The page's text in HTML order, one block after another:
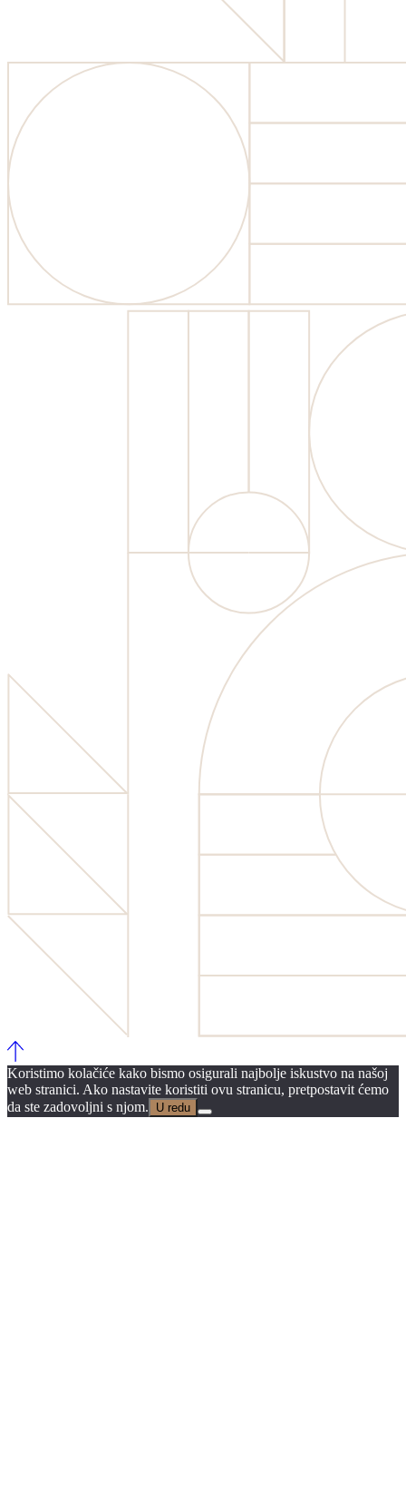
Koristimo kolačiće kako bismo osigurali najbolje iskustvo na našoj
web stranici. Ako nastavite koristiti ovu stranicu, pretpostavit ćemo
da ste zadovoljni s njom.
U redu